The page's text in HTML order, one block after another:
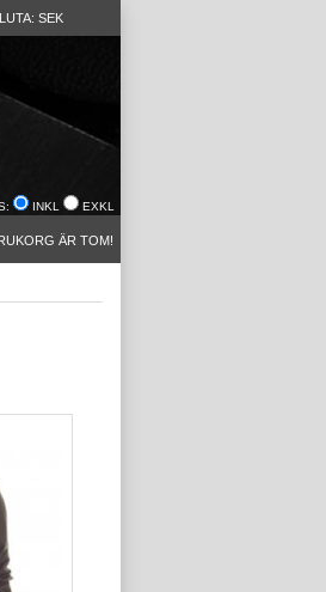
SEK
INKL EXKL
ÄR TOM!